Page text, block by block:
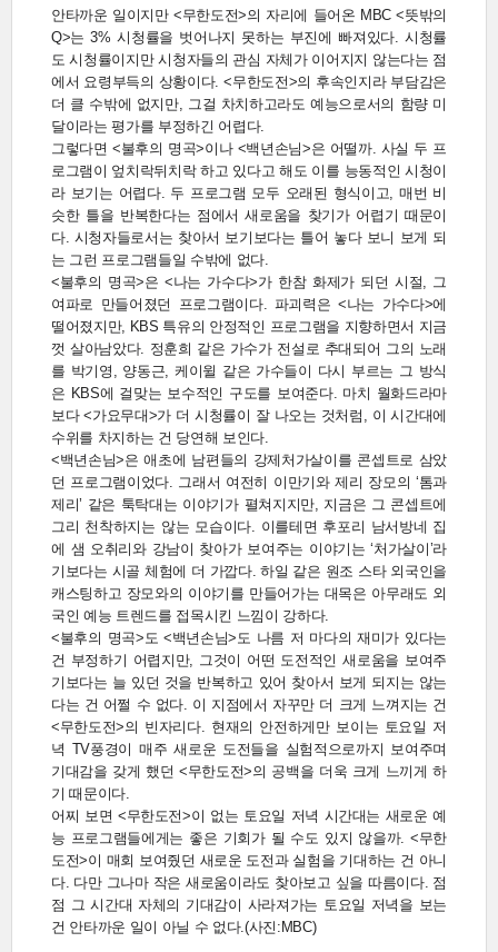
안타까운 일이지만 <무한도전>의 자리에 들어온 MBC <뜻밖의
Q>는 3% 시청률을 벗어나지 못하는 부진에 빠져있다. 시청률
도 시청률이지만 시청자들의 관심 자체가 이어지지 않는다는 점
에서 요령부득의 상황이다. <무한도전>의 후속인지라 부담감은
더 클 수밖에 없지만, 그걸 차치하고라도 예능으로서의 함량 미
달이라는 평가를 부정하긴 어렵다.
그렇다면 <불후의 명곡>이나 <백년손님>은 어떨까. 사실 두 프
로그램이 엎치락뒤치락 하고 있다고 해도 이를 능동적인 시청이
라 보기는 어렵다. 두 프로그램 모두 오래된 형식이고, 매번 비
슷한 틀을 반복한다는 점에서 새로움을 찾기가 어렵기 때문이
다. 시청자들로서는 찾아서 보기보다는 틀어 놓다 보니 보게 되
는 그런 프로그램들일 수밖에 없다.
<불후의 명곡>은 <나는 가수다>가 한참 화제가 되던 시절, 그
여파로 만들어졌던 프로그램이다. 파괴력은 <나는 가수다>에
떨어졌지만, KBS 특유의 안정적인 프로그램을 지향하면서 지금
껏 살아남았다. 정훈희 같은 가수가 전설로 추대되어 그의 노래
를 박기영, 양동근, 케이윌 같은 가수들이 다시 부르는 그 방식
은 KBS에 걸맞는 보수적인 구도를 보여준다. 마치 월화드라마
보다 <가요무대>가 더 시청률이 잘 나오는 것처럼, 이 시간대에
수위를 차지하는 건 당연해 보인다.
<백년손님>은 애초에 남편들의 강제처가살이를 콘셉트로 삼았
던 프로그램이었다. 그래서 여전히 이만기와 제리 장모의 ‘톰과
제리’ 같은 툭탁대는 이야기가 펼쳐지지만, 지금은 그 콘셉트에
그리 천착하지는 않는 모습이다. 이를테면 후포리 남서방네 집
에 샘 오취리와 강남이 찾아가 보여주는 이야기는 ‘처가살이’라
기보다는 시골 체험에 더 가깝다. 하일 같은 원조 스타 외국인을
캐스팅하고 장모와의 이야기를 만들어가는 대목은 아무래도 외
국인 예능 트렌드를 접목시킨 느낌이 강하다.
<불후의 명곡>도 <백년손님>도 나름 저 마다의 재미가 있다는
건 부정하기 어렵지만, 그것이 어떤 도전적인 새로움을 보여주
기보다는 늘 있던 것을 반복하고 있어 찾아서 보게 되지는 않는
다는 건 어쩔 수 없다. 이 지점에서 자꾸만 더 크게 느껴지는 건
<무한도전>의 빈자리다. 현재의 안전하게만 보이는 토요일 저
녁 TV풍경이 매주 새로운 도전들을 실험적으로까지 보여주며
기대감을 갖게 했던 <무한도전>의 공백을 더욱 크게 느끼게 하
기 때문이다.
어찌 보면 <무한도전>이 없는 토요일 저녁 시간대는 새로운 예
능 프로그램들에게는 좋은 기회가 될 수도 있지 않을까. <무한
도전>이 매회 보여줬던 새로운 도전과 실험을 기대하는 건 아니
다. 다만 그나마 작은 새로움이라도 찾아보고 싶을 따름이다. 점
점 그 시간대 자체의 기대감이 사라져가는 토요일 저녁을 보는
건 안타까운 일이 아닐 수 없다.(사진:MBC)